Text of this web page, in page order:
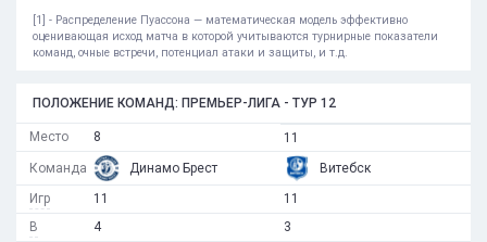
[1] - Распределение Пуассона — математическая модель эффективно
оценивающая исход матча в которой учитываются турнирные показатели
команд, очные встречи, потенциал атаки и защиты, и т.д.
ПОЛОЖЕНИЕ КОМАНД: ПРЕМЬЕР-ЛИГА - ТУР 12
Место
Команда
Игр
В
8
Динамо Брест
11
4
11
Витебск
11
3